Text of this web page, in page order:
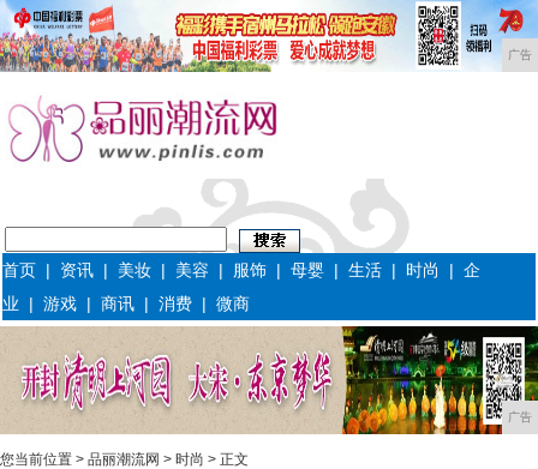
广告
首页 | 资讯 | 美妆 | 美容 | 服饰 |母婴 |生活 | 时尚 |企
业 |游戏 |商讯 |消费 |微商
广告
您当前位置 > 品丽潮流网 > 时尚 > 正文